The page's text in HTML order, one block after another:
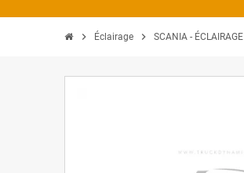
chevron_right Éclairage chevron_right SCANIA - ÉCLAIRAGE